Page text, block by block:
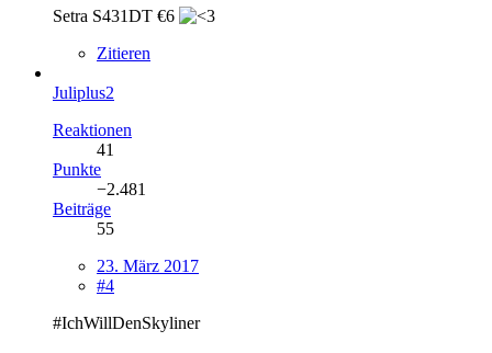
Setra S431DT €6
Zitieren
Juliplus2
Reaktionen
41
Punkte
−2.481
Beiträge
55
23. März 2017
#4
#IchWillDenSkyliner